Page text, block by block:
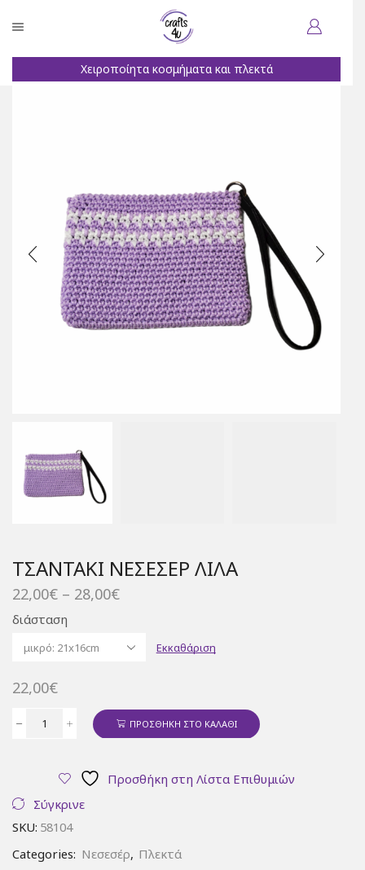
Χειροποίητα κοσμήματα και πλεκτά
ΤΣΑΝΤΆΚΙ ΝΕΣΕΣΈΡ ΛΙΛΆ
22,00€ – 28,00€Price
through
διάσταση
Εκκαθάριση
22,00€
Τσαντάκι
ποσότητα
ΠΡΟΣΘΉΚΗ ΣΤΟ ΚΑΛΆΘΙ
Προσθήκη στη Λίστα Επιθυμιών
Σύγκρινε
SKU: 58104
Categories: Νεσεσέρ, Πλεκτά